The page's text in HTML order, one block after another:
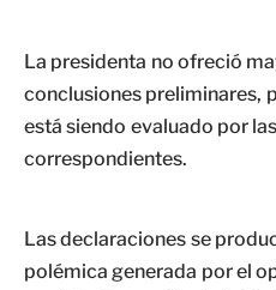
La presidenta no ofreció
conclusiones preliminares,
está siendo evaluado por
correspondientes.
Las declaraciones se
polémica generada por el